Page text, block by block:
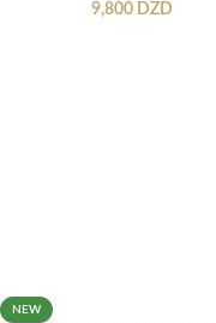
9,800 DZD
NEW